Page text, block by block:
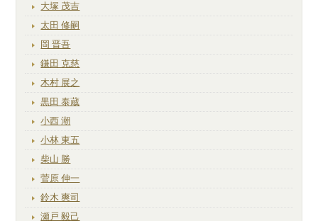
大塚 茂吉
太田 修嗣
岡 晋吾
鎌田 克慈
木村 展之
黒田 泰蔵
小西 潮
小林 東五
柴山 勝
菅原 伸一
鈴木 爽司
瀬戸 毅己